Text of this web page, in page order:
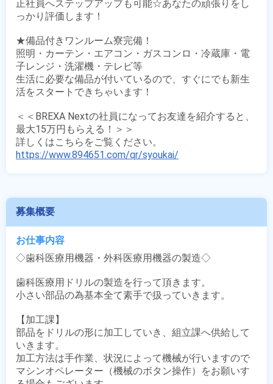
正社員へステップアップも可能☆あなたの頑張りをし
っかり評価します！
★備品付きワンルーム寮完備！
照明・カーテン・エアコン・ガスコンロ・冷蔵庫・電
子レンジ・洗濯機・テレビ等
生活に必要な備品が付いているので、すぐにでも新生
活をスタートできちゃいます！
＜＜BREXA Nextの社員になってお友達を紹介すると、
最大15万円もらえる！＞＞
https://www.894651.com/qr/syoukai/
募集概要
お仕事内容
◇歯科医療用機器・外科医療用機器の製造◇
歯科医療用ドリルの製造を行って頂きます。
小さい部品の為基本全て素手で扱っていきます。
【加工課】
部品をドリルの形に加工していき、組立課へ供給して
いきます。
加工方法は手作業、状況によって機械が行いますので
マシンオペレーター（機械のボタン操作）をお願いす